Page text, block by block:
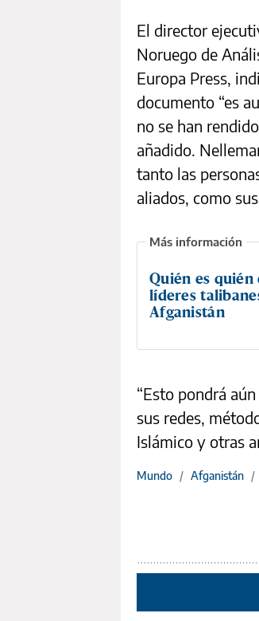
El director
Noruego de
Europa Press,
documento “es
no se han
añadido.
tanto las
aliados, como
Quién es
líderes
Afganistán
“Esto pondrá
sus redes,
Islámico y otras
Mundo / Afganistán /